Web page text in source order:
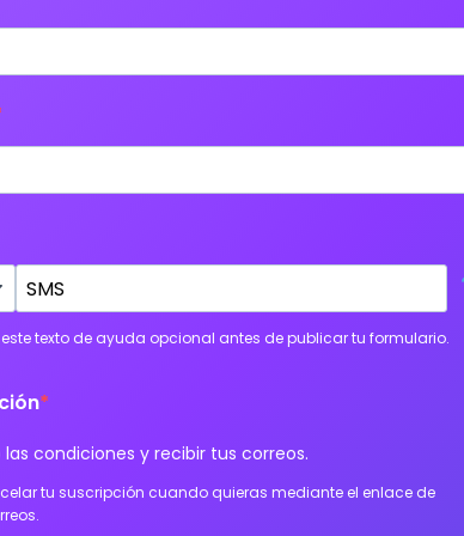
texto de ayuda opcional antes de publicar tu formulario.
condiciones y recibir tus correos.
tu suscripción cuando quieras mediante el enlace de